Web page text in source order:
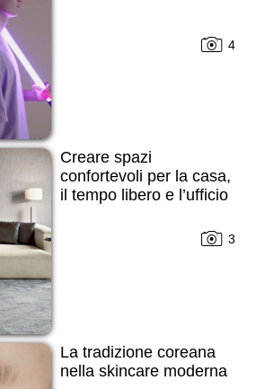
4
Creare spazi
confortevoli per la casa,
il tempo libero e l’ufficio
3
La tradizione coreana
nella skincare moderna